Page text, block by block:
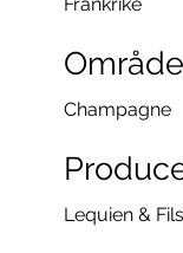
Område
Champagne
Lequien & Fils